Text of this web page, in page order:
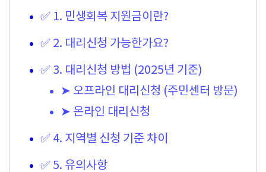
✅ 1. 민생회복 지원금이란?
✅ 2. 대리신청 가능한가요?
✅ 3. 대리신청 방법 (2025년 기준)
➤ 오프라인 대리신청 (주민센터 방문)
➤ 온라인 대리신청
✅ 4. 지역별 신청 기준 차이
✅ 5. 유의사항